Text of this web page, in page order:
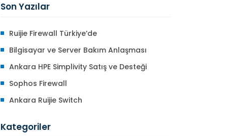
Son Yazılar
Ruijie Firewall Türkiye’de
Bilgisayar ve Server Bakım Anlaşması
Ankara HPE Simplivity Satış ve Desteği
Sophos Firewall
Ankara Ruijie Switch
Kategoriler